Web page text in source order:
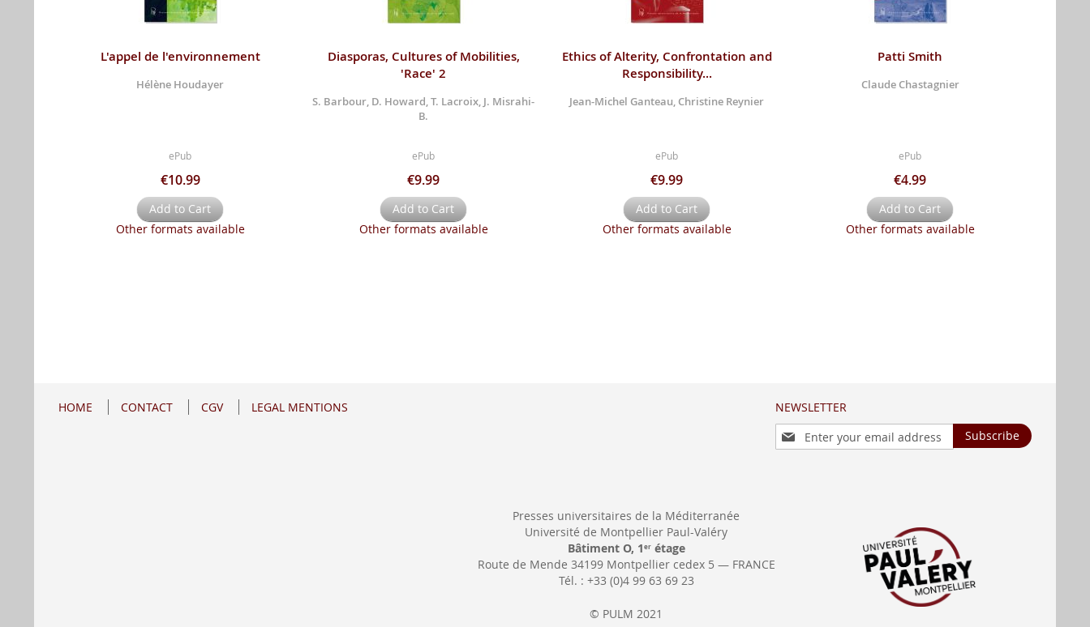
L'appel de l'environnement
Hélène Houdayer
ePub
€10.99
Add to Cart
Other formats available
Diasporas, Cultures of Mobilities,
'Race' 2
S. Barbour, D. Howard, T. Lacroix, J. Misrahi-
B.
ePub
€9.99
Add to Cart
Other formats available
Ethics of Alterity, Confrontation and
Responsibility...
Jean-Michel Ganteau, Christine Reynier
ePub
€9.99
Add to Cart
Other formats available
Patti Smith
Claude Chastagnier
ePub
€4.99
Add to Cart
Other formats available
NEWSLETTER
Sign
Up
Subscribe
HOME CONTACT CGV LEGAL MENTIONS
Presses universitaires de la Méditerranée
Université de Montpellier Paul-Valéry
Bâtiment O, 1 erétage
Route de Mende 34199 Montpellier cedex 5 — FRANCE
Tél. : +33 (0)4 99 63 69 23
© PULM 2021